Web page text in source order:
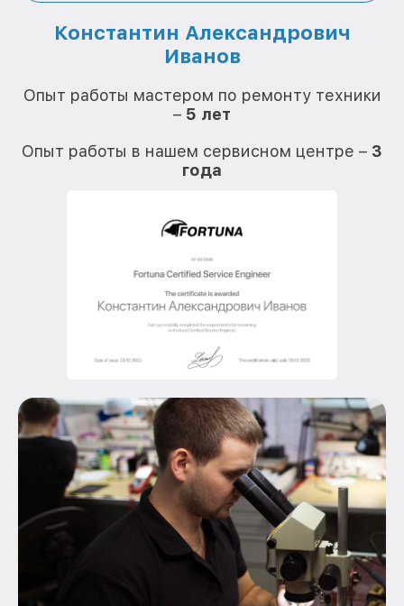
Константин Александрович
Иванов
Опыт работы мастером по ремонту техники
– 5 лет
Опыт работы в нашем сервисном центре – 3
года